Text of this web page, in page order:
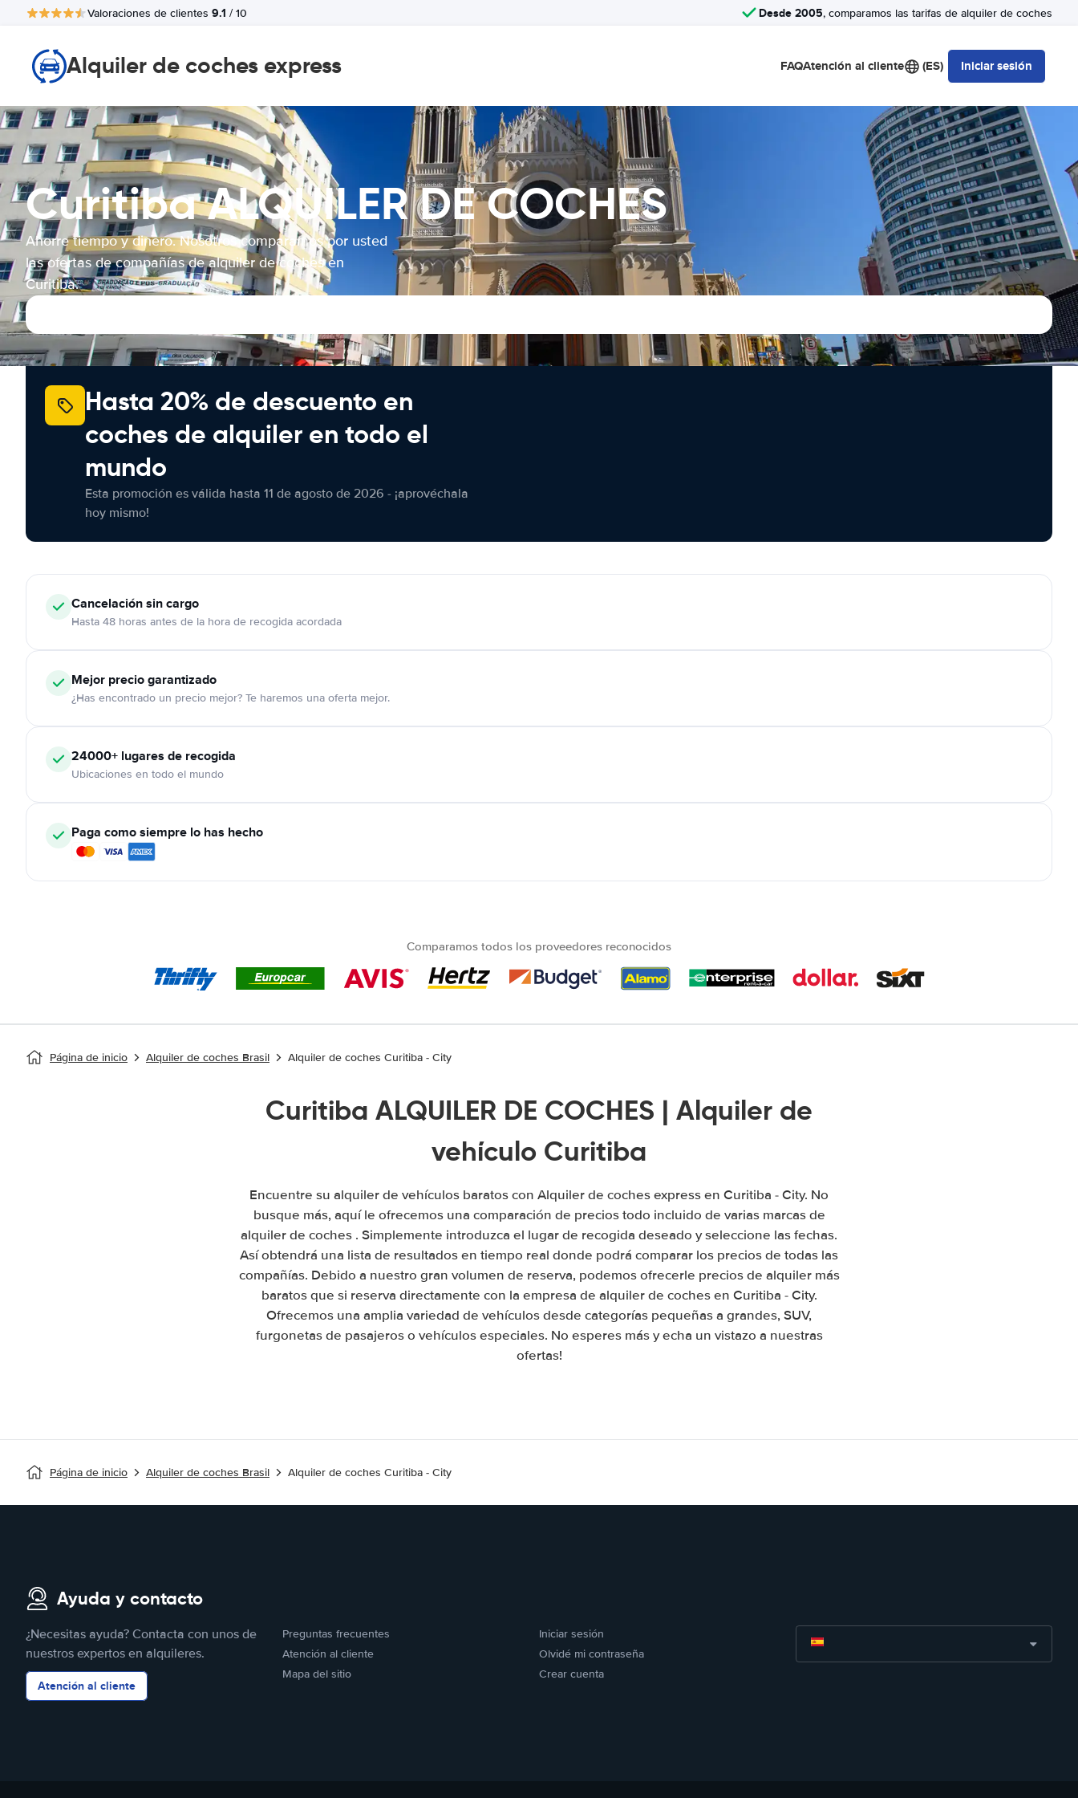
Valoraciones de clientes 9.1 / 10 Desde 2005, comparamos las tarifas de alquiler de coches
Alquiler de coches express FAQAtención al cliente (ES) Iniciar sesión
Curitiba ALQUILER DE COCHES
Ahorre tiempo y dinero. Nosotros comparamos por usted
las ofertas de compañías de alquiler de coches en
Curitiba.
Hasta 20% de descuento en
coches de alquiler en todo el
mundo
Esta promoción es válida hasta 11 de agosto de 2026 - ¡aprovéchala
hoy mismo!
Cancelaciónsin cargo
Hasta 48 horas antes de la hora de recogida acordada
Mejor precio garantizado
¿Has encontrado un precio mejor? Te haremos una oferta mejor.
24000+ lugares de recogida
Ubicaciones en todo el mundo
Paga como siempre lo has hecho
Comparamos todos los proveedores reconocidos
Página de inicio Alquiler de coches Brasil Alquiler de coches Curitiba - City
Curitiba ALQUILER DE COCHES | Alquiler de
vehículo Curitiba
Encuentre su alquiler de vehículos baratos con Alquiler de coches express en Curitiba - City. No
busque más, aquí le ofrecemos una comparación de precios todo incluido de varias marcas de
alquiler de coches . Simplemente introduzca el lugar de recogida deseado y seleccione las fechas.
Así obtendrá una lista de resultados en tiempo real donde podrá comparar los precios de todas las
compañías. Debido a nuestro gran volumen de reserva, podemos ofrecerle precios de alquiler más
baratos que si reserva directamente con la empresa de alquiler de coches en Curitiba - City.
Ofrecemos una amplia variedad de vehículos desde categorías pequeñas a grandes, SUV,
furgonetas de pasajeros o vehículos especiales. No esperes más y echa un vistazo a nuestras
ofertas!
Página de inicio Alquiler de coches Brasil Alquiler de coches Curitiba - City
Ayuda y contacto
¿Necesitas ayuda? Contacta con unos de
nuestros expertos en alquileres.
Atención al cliente
Preguntas frecuentes
Atención al cliente
Mapa del sitio
Iniciar sesión
Olvidé mi contraseña
Crear cuenta